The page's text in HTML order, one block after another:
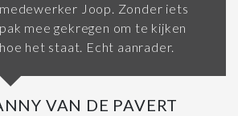
medewerker Joop. Zonder iets
pak mee gekregen om te kijken
hoe het staat. Echt aanrader.
VAN DE PAVERT